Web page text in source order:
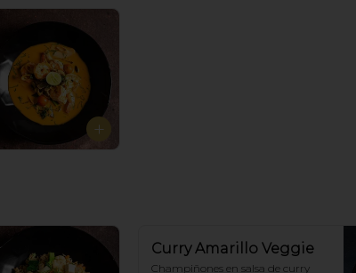
Curry Amarillo Veggie
Champiñones en salsa de curry